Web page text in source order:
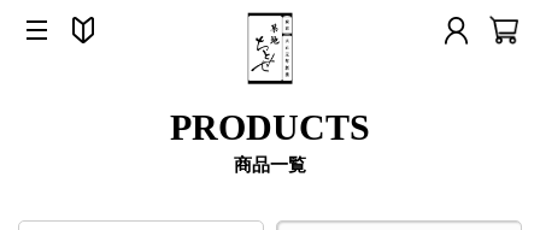
PRODUCTS
商品一覧